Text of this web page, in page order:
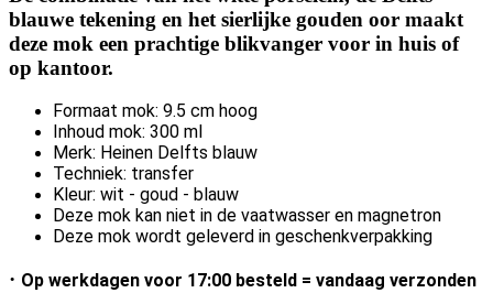
blauwe tekening en het sierlijke gouden oor maakt
deze mok een prachtige blikvanger voor in huis of
op kantoor.
Formaat mok: 9.5 cm hoog
Inhoud mok: 300 ml
Merk: Heinen Delfts blauw
Techniek: transfer
Kleur: wit - goud - blauw
Deze mok kan niet in de vaatwasser en magnetron
Deze mok wordt geleverd in geschenkverpakking
· Op werkdagen voor 17:00 besteld = vandaag verzonden